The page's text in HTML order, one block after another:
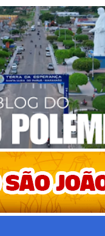
Pular para o